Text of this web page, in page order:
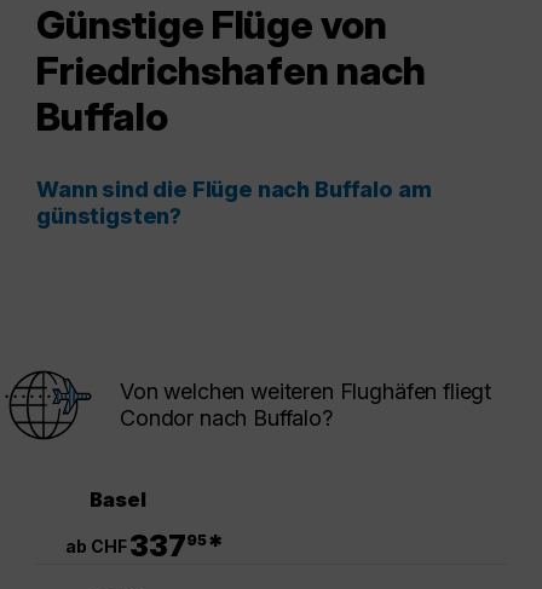
Günstige Flüge von
Friedrichshafen nach
Buffalo
Wann sind die Flüge nach Buffalo am
günstigsten?
Von welchen weiteren Flughäfen fliegt
Condor nach Buffalo?
Basel
ab CHF33795*